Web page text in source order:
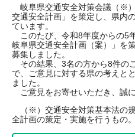
岐阜県交通安全対策会議（※
交通安全計画」を策定し、県内
ています。
このたび、令和8年度からの5
岐阜県交通安全計画（案）」を
募集しました。
その結果、3名の方から8件の
で、ご意見に対する県の考えと
ました。
ご意見をお寄せいただき、誠
（※）交通安全対策基本法の
全計画の策定・実施を行うもの。